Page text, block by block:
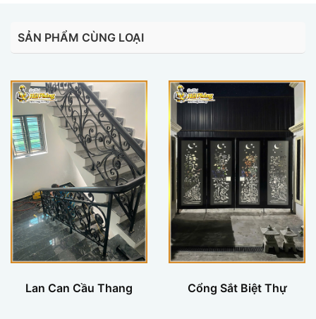
SẢN PHẨM CÙNG LOẠI
Lan Can Cầu Thang Cổng Sắt Biệt Thự